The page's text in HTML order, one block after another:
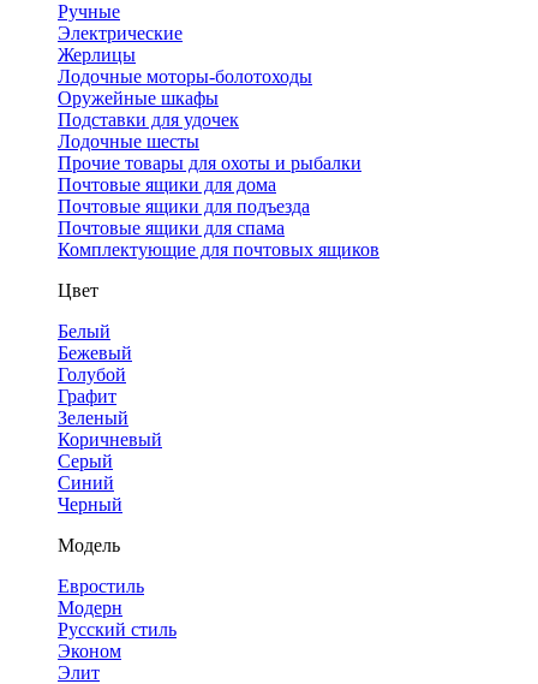
Ручные
Электрические
Жерлицы
Лодочные моторы-болотоходы
Оружейные шкафы
Подставки для удочек
Лодочные шесты
Прочие товары для охоты и рыбалки
Почтовые ящики для дома
Почтовые ящики для подъезда
Почтовые ящики для спама
Комплектующие для почтовых ящиков
Цвет
Белый
Бежевый
Голубой
Графит
Зеленый
Коричневый
Серый
Синий
Черный
Модель
Евростиль
Модерн
Русский стиль
Эконом
Элит